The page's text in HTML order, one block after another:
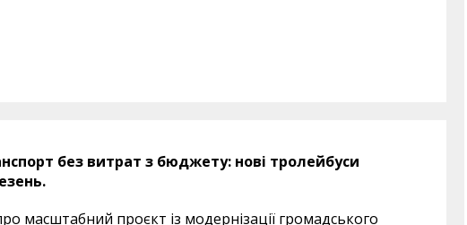
без витрат з бюджету: нові тролейбуси
масштабний проєкт із модернізації громадського